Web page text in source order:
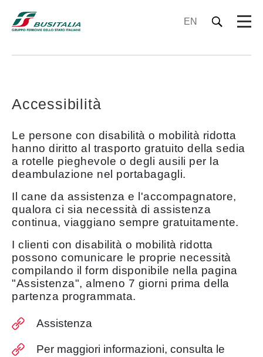
EN
Accessibilità
Le persone con disabilità o mobilità ridotta
hanno diritto al trasporto gratuito della sedia
a rotelle pieghevole o degli ausili per la
deambulazione nel portabagagli.
Il cane da assistenza e l'accompagnatore,
qualora ci sia necessità di assistenza
continua, viaggiano sempre gratuitamente.
I clienti con disabilità o mobilità ridotta
possono comunicare le proprie necessità
compilando il form disponibile nella pagina
"Assistenza", almeno 7 giorni prima della
partenza programmata.
Assistenza
Per maggiori informazioni, consulta le